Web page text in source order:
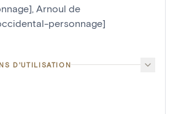
Arnoul de
personnage]
D'UTILISATION